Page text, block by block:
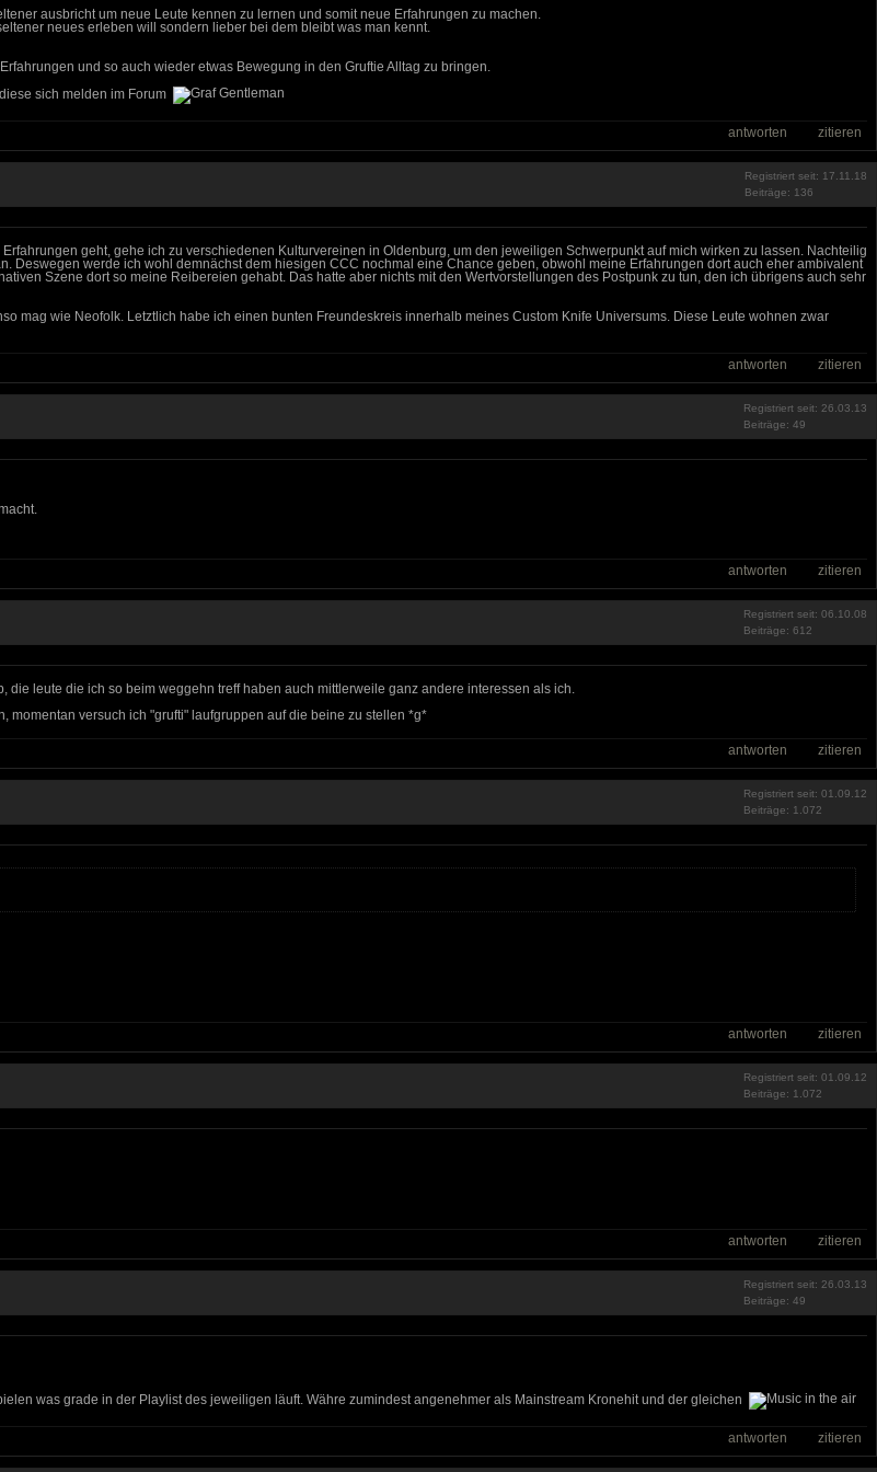
ausbricht um neue Leute kennen zu lernen und somit neue Erfahrungen zu machen.
neues erleben will sondern lieber bei dem bleibt was man kennt.
und so auch wieder etwas Bewegung in den Gruftie Alltag zu bringen.
sich melden im Forum
antworten zitieren
Registriert seit: 17.11.18
Beiträge: 136
geht, gehe ich zu verschiedenen Kulturvereinen in Oldenburg, um den jeweiligen Schwerpunkt auf mich wirken zu lassen. Nachteilig
Deswegen werde ich wohl demnächst dem hiesigen CCC nochmal eine Chance geben, obwohl meine Erfahrungen dort auch eher ambivalent
Szene dort so meine Reibereien gehabt. Das hatte aber nichts mit den Wertvorstellungen des Postpunk zu tun, den ich übrigens auch sehr
mag wie Neofolk. Letztlich habe ich einen bunten Freundeskreis innerhalb meines Custom Knife Universums. Diese Leute wohnen zwar
antworten zitieren
Registriert seit: 26.03.13
Beiträge: 49
antworten zitieren
Registriert seit: 06.10.08
Beiträge: 612
leute die ich so beim weggehn treff haben auch mittlerweile ganz andere interessen als ich.
momentan versuch ich "grufti" laufgruppen auf die beine zu stellen *g*
antworten zitieren
Registriert seit: 01.09.12
Beiträge: 1.072
antworten zitieren
Registriert seit: 01.09.12
Beiträge: 1.072
antworten zitieren
Registriert seit: 26.03.13
Beiträge: 49
was grade in der Playlist des jeweiligen läuft. Währe zumindest angenehmer als Mainstream Kronehit und der gleichen
antworten zitieren